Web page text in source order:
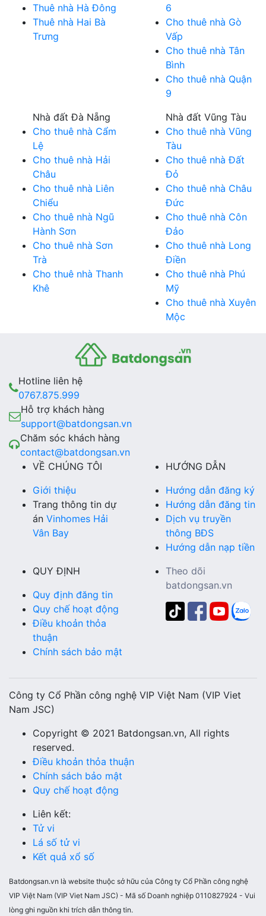
Thuê nhà Hà Đông
Thuê nhà Hai Bà
Trưng
6
Cho thuê nhà Gò
Vấp
Cho thuê nhà Tân
Bình
Cho thuê nhà Quận
9
Nhà đất Đà Nẵng
Cho thuê nhà Cẩm
Lệ
Cho thuê nhà Hải
Châu
Cho thuê nhà Liên
Chiểu
Cho thuê nhà Ngũ
Hành Sơn
Cho thuê nhà Sơn
Trà
Cho thuê nhà Thanh
Khê
Nhà đất Vũng Tàu
Cho thuê nhà Vũng
Tàu
Cho thuê nhà Đất
Đỏ
Cho thuê nhà Châu
Đức
Cho thuê nhà Côn
Đảo
Cho thuê nhà Long
Điền
Cho thuê nhà Phú
Mỹ
Cho thuê nhà Xuyên
Mộc
Hotline liên hệ
0767.875.999
Hỗ trợ khách hàng
support@batdongsan.vn
Chăm sóc khách hàng
contact@batdongsan.vn
VỀ CHÚNG TÔI
Giới thiệu
Trang thông tin dự
án Vinhomes Hải
Vân Bay
HƯỚNG DẪN
Hướng dẫn đăng ký
Hướng dẫn đăng tin
Dịch vụ truyền
thông BĐS
Hướng dẫn nạp tiền
QUY ĐỊNH
Quy định đăng tin
Quy chế hoạt động
Điều khoản thỏa
thuận
Chính sách bảo mật
Theo dõi
batdongsan.vn
Công ty Cổ Phần công nghệ VIP Việt Nam (VIP Viet
Nam JSC)
Copyright © 2021 Batdongsan.vn, All rights
reserved.
Điều khoản thỏa thuận
Chính sách bảo mật
Quy chế hoạt động
Liên kết:
Tử vi
Lá số tử vi
Kết quả xổ số
Batdongsan.vn là website thuộc sở hữu của Công ty Cổ Phần công nghệ
VIP Việt Nam (VIP Viet Nam JSC) - Mã số Doanh nghiệp 0110827924 - Vui
lòng ghi nguồn khi trích dẫn thông tin.